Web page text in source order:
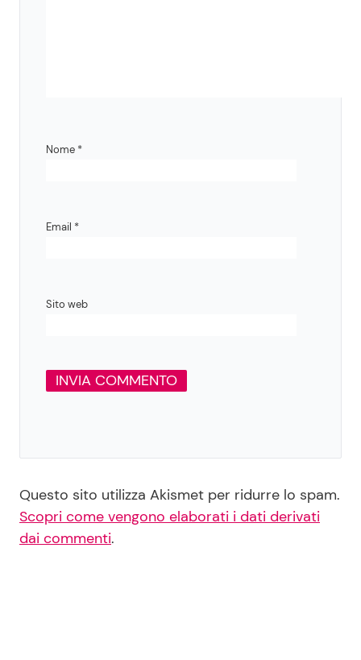
Nome *
Email *
Sito web
Questo sito utilizza Akismet per ridurre lo spam.
Scopri come vengono elaborati i dati derivati
dai commenti.